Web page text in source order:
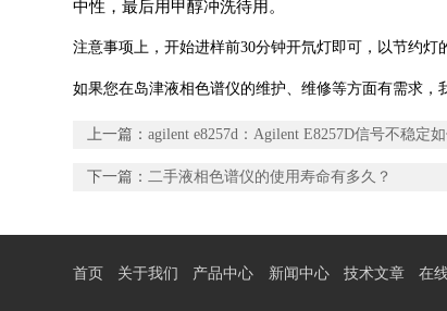
中性，最后用甲醇冲洗待用。
注意事项上，开始进样前30分钟开氘灯即可，以节约
如果您在岛津液相色谱仪的维护、维修等方面有需求，
上一篇：agilent e8257d：Agilent E8257D信号不稳定
下一篇： 二手液相色谱仪的使用寿命有多久？
首页 关于我们 产品中心 新闻中心 技术文章 在